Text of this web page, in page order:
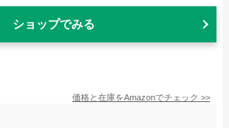
ショップでみる
価格と在庫をAmazonでチェック >>